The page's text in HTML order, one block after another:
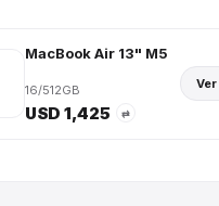
MacBook Air 13" M5
16/512GB
USD 1,425 ⇄